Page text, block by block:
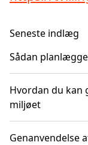
Seneste indlæg
Sådan
Hvordan du kan
miljøet
Genanvendelse